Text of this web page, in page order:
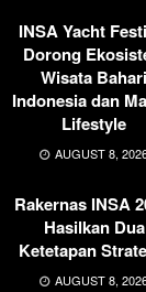
INSA Yacht
Dorong
Wisata Bahari
Indonesia dan
Lifestyle
AUGUST 8,
Rakernas INSA
Hasilkan Dua
Ketetapan
AUGUST 8,